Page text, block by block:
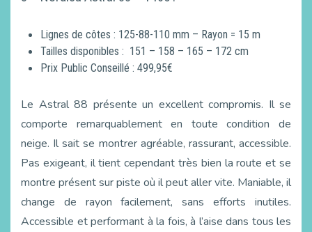
Lignes de côtes : 125-88-110 mm – Rayon = 15 m
Tailles disponibles : 151 – 158 – 165 – 172 cm
Prix Public Conseillé : 499,95€
Le Astral 88 présente un excellent compromis. Il se
comporte remarquablement en toute condition de
neige. Il sait se montrer agréable, rassurant, accessible.
Pas exigeant, il tient cependant très bien la route et se
montre présent sur piste où il peut aller vite. Maniable, il
change de rayon facilement, sans efforts inutiles.
Accessible et performant à la fois, à l’aise dans tous les